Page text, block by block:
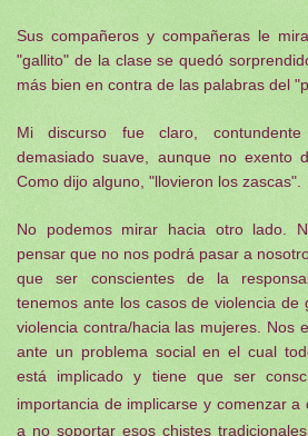
Sus compañeros y compañeras le
"gallito" de la clase se quedó
más bien en contra de las palabras del
Mi discurso fue claro,
demasiado suave, aunque no exento
Como dijo alguno, "llovieron los zascas".
No podemos mirar hacia otro lado.
pensar que no nos podrá pasar a
que ser conscientes de la
tenemos ante los casos de violencia de
violencia contra/hacia las mujeres. Nos
ante un problema social en el cual
está implicado y tiene que ser
importancia de implicarse y comenzar a
a no soportar esos chistes